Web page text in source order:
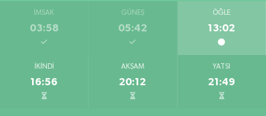
İMSAK
03:58
GÜNEŞ
05:42
ÖĞLE
13:02
İKINDI
16:56
AKŞAM
20:12
YATSI
21:49